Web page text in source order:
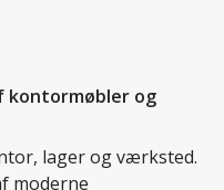
kontormøbler og
lager og værksted.
moderne